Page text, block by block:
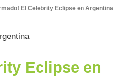
El Celebrity Eclipse en Argentina
Eclipse en